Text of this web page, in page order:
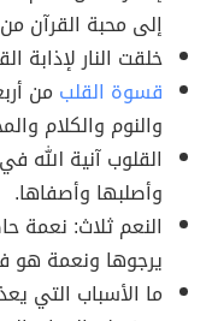
إلى محبة القرآن
خلقت النار لإذابة
قسوة القلب من
والنوم والكلام
القلوب آنية الله
وأصلبها وأصفاها.
النعم ثلاث: نعمة
يرجوها ونعمة هو
ما الأسباب التي